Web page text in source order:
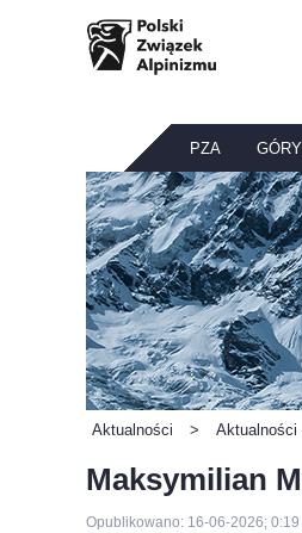
PZA GÓRY
Aktualności > Aktualności
Maksymilian
Opublikowano: 16-06-2026;